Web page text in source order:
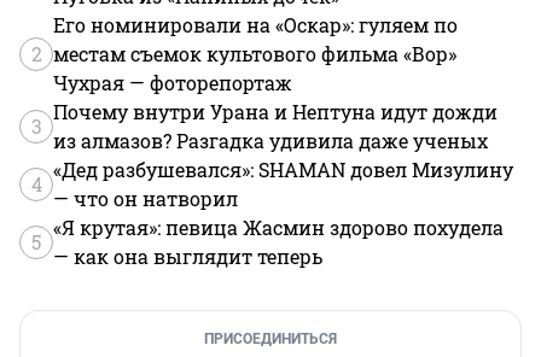
2
Его номинировали на «Оскар»: гуляем по
местам съемок культового фильма «Вор»
Чухрая — фоторепортаж
3
Почему внутри Урана и Нептуна идут дожди
из алмазов? Разгадка удивила даже ученых
4
«Дед разбушевался»: SHAMAN довел Мизулину
— что он натворил
5
«Я крутая»: певица Жасмин здорово похудела
— как она выглядит теперь
ПРИСОЕДИНИТЬСЯ